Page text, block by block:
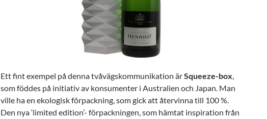
Ett fint exempel på denna tvåvägskommunikation ärSqueeze-box,
som föddes på initiativ av konsumenter i Australien och Japan. Man
ville ha en ekologisk förpackning, som gick att återvinna till 100 %.
Den nya ‘limited edition’- förpackningen, som hämtat inspiration från